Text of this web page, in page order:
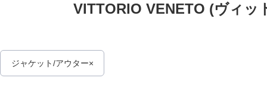
VITTORIO VENETO (ヴィ
ジャケット/アウター